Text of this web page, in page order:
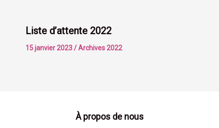
Liste d’attente 2022
15 janvier 2023/Archives 2022
À propos de nous